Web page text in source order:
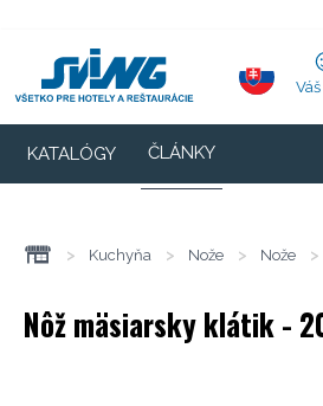
KATALÓGY ČLÁNKY
> Kuchyňa > Nože > Nože >
Nôž mäsiarsky klátik -